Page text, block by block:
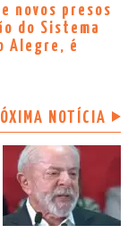
novos presos
do Sistema
Alegre, é
NOTÍCIA